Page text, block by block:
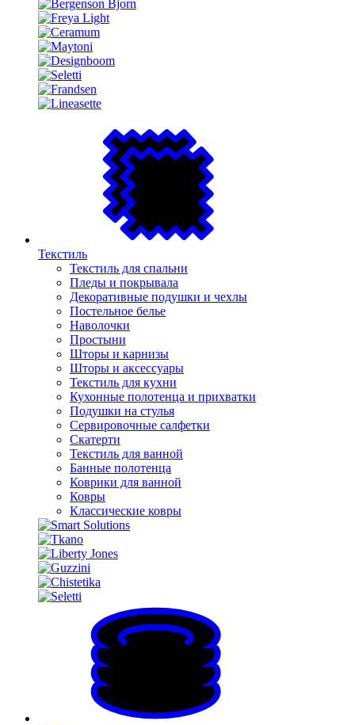
Текстиль
Текстиль для спальни
Пледы и покрывала
Декоративные подушки и чехлы
Постельное белье
Наволочки
Простыни
Шторы и карнизы
Шторы и аксессуары
Текстиль для кухни
Кухонные полотенца и прихватки
Подушки на стулья
Сервировочные салфетки
Скатерти
Текстиль для ванной
Банные полотенца
Коврики для ванной
Ковры
Классические ковры